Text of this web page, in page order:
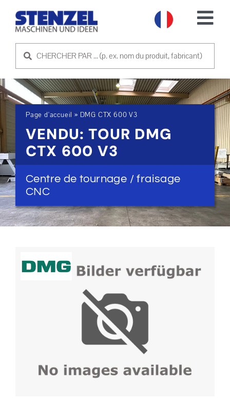
MACHINES D'OCCASION
VENDRE UNE MACHINE
SERVICE
SOCIÉTÉ
PRENDRE CONTACT
Page d'accueil » DMG CTX 600 V3
VENDU: TOUR DMG
CTX 600 V3
Centre de tournage / fraisage
CNC